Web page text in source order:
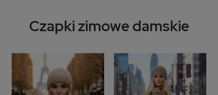
Czapki zimowe damskie